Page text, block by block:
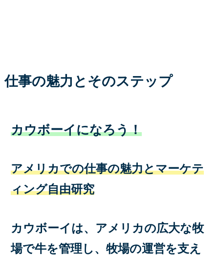
仕事の魅力とそのステップ
カウボーイになろう！
アメリカでの仕事の魅力とマーケテ
ィング自由研究
カウボーイは、アメリカの広大な牧
場で牛を管理し、牧場の運営を支え